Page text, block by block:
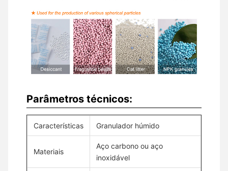
Parâmetros técnicos:
Características Granulador húmido
Materiais
Aço carbono ou aço
inoxidável